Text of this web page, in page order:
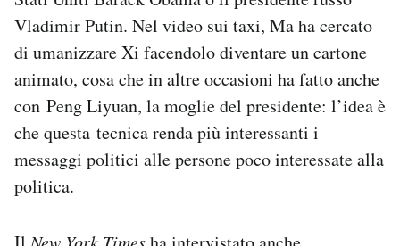
Vladimir Putin. Nel video sui taxi, Ma ha cercato
di umanizzare Xi facendolo diventare un cartone
animato, cosa che in altre occasioni ha fatto anche
con Peng Liyuan, la moglie del presidente: l’idea è
che questa tecnica renda più interessanti i
messaggi politici alle persone poco interessate alla
politica.